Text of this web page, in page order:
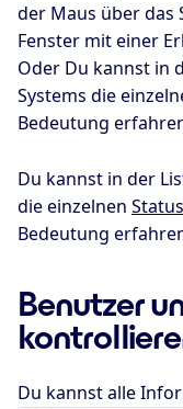
der Maus über das
Fenster mit einer
Oder Du kannst in
Systems die
Bedeutung
Du kannst in der
die einzelnen
Bedeutung
Benutzer
Du kannst alle